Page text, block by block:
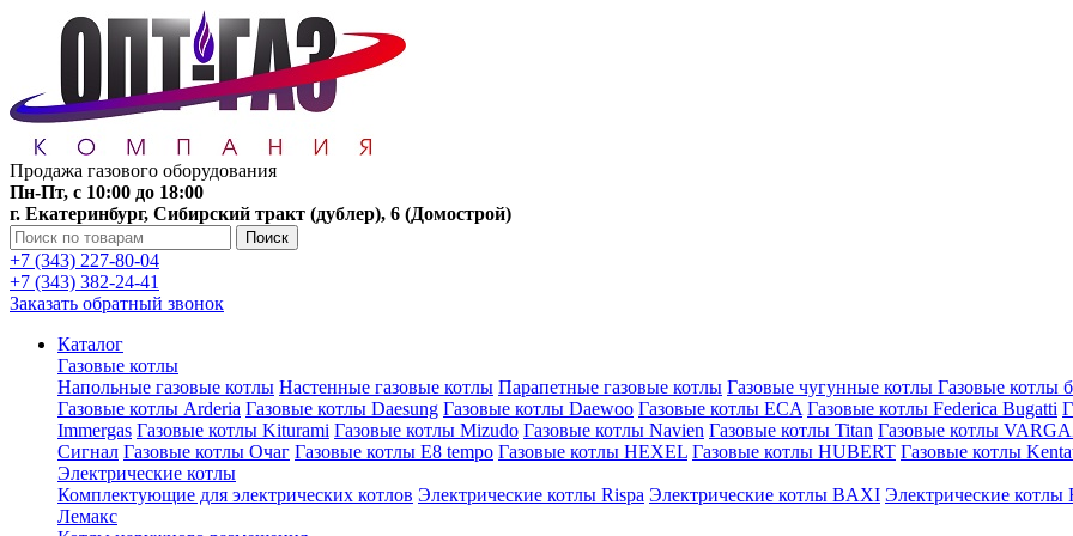
Продажа газового оборудования
Пн-Пт, с 10:00 до 18:00
г. Екатеринбург, Сибирский тракт (дублер), 6 (Домострой)
Поиск
+7 (343) 227-80-04
+7 (343) 382-24-41
Заказать обратный звонок
Каталог
Газовые котлы
Напольные газовые котлы Настенные газовые котлы Парапетные газовые котлы Газовые чугунные котлы Газовые котлы
Газовые котлы Arderia Газовые котлы Daesung Газовые котлы Daewoo Газовые котлы ECA Газовые котлы Federica Bugatti
Immergas Газовые котлы Kiturami Газовые котлы Mizudo Газовые котлы Navien Газовые котлы Titan Газовые котлы
Сигнал Газовые котлы Очаг Газовые котлы E8 tempo Газовые котлы HEXEL Газовые котлы HUBERT Газовые котлы
Электрические котлы
Комплектующие для электрических котлов Электрические котлы Rispa Электрические котлы BAXI Электрические котлы
Лемакс